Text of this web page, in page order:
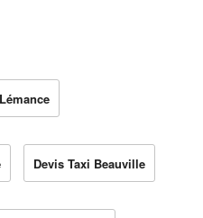
Devis Taxi Beauville